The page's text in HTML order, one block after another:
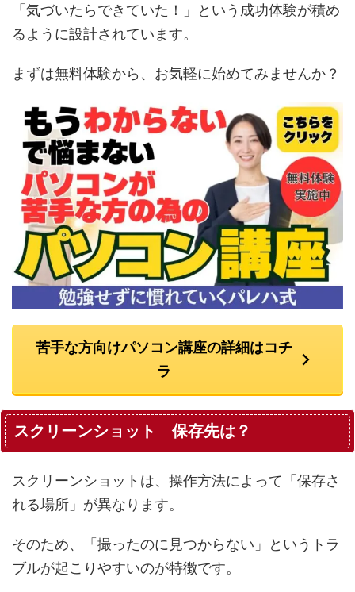
「気づいたらできていた！」という成功体験が積め
るように設計されています。
まずは無料体験から、お気軽に始めてみませんか？
苦手な方向けパソコン講座の詳細はコチ
ラ
スクリーンショット 保存先は？
スクリーンショットは、操作方法によって「保存さ
れる場所」が異なります。
そのため、「撮ったのに見つからない」というトラ
ブルが起こりやすいのが特徴です。